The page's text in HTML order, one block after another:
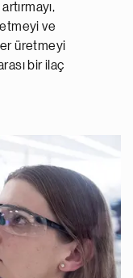
ve
üretmeyi
bir ilaç